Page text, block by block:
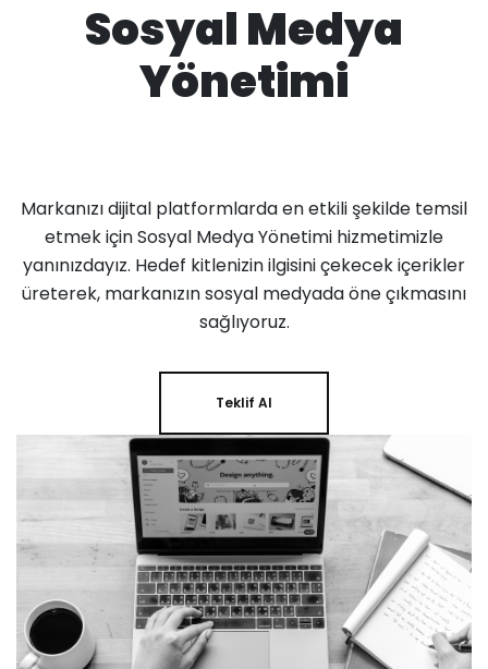
Sosyal Medya
Yönetimi
Markanızı dijital platformlarda en etkili şekilde temsil
etmek için Sosyal Medya Yönetimi hizmetimizle
yanınızdayız. Hedef kitlenizin ilgisini çekecek içerikler
üreterek, markanızın sosyal medyada öne çıkmasını
sağlıyoruz.
Teklif Al